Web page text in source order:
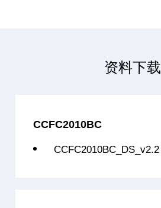
32位单核
资料下载
CCFC2010BC
CCFC2010BC_DS_v2.2